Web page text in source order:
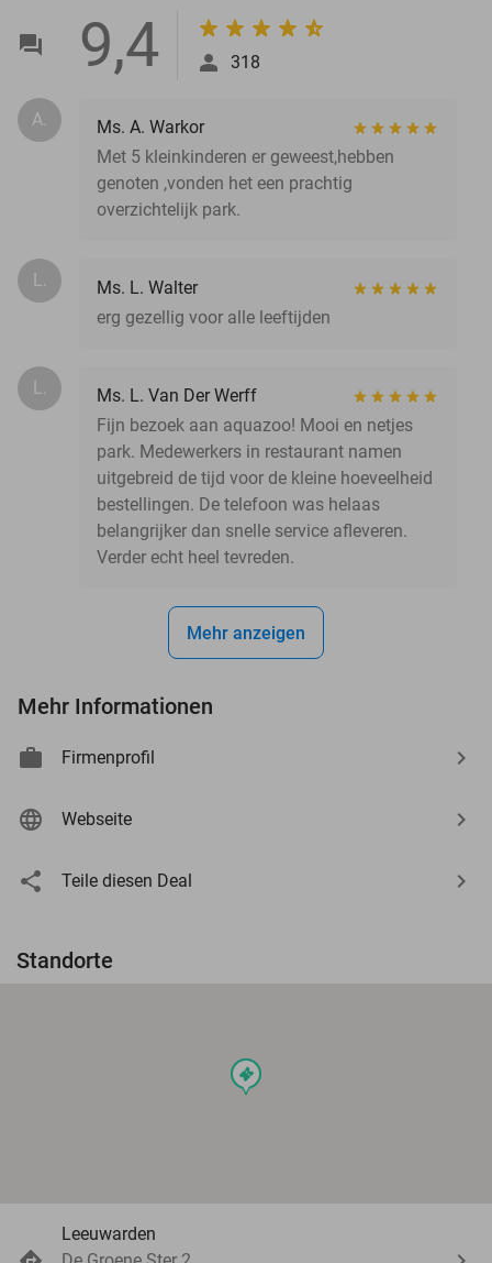
9,4 318
A.
Ms. A. Warkor
Met 5 kleinkinderen er geweest,hebben
genoten ,vonden het een prachtig
overzichtelijk park.
L.
Ms. L. Walter
erg gezellig voor alle leeftijden
L.
Ms. L. Van Der Werff
Fijn bezoek aan aquazoo! Mooi en netjes
park. Medewerkers in restaurant namen
uitgebreid de tijd voor de kleine hoeveelheid
bestellingen. De telefoon was helaas
belangrijker dan snelle service afleveren.
Verder echt heel tevreden.
Mehr anzeigen
Mehr Informationen
Firmenprofil
Webseite
Teile diesen Deal
Standorte
events
Leeuwarden